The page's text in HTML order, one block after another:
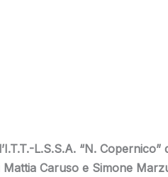
L.S.S.A. “N. Copernico”
Caruso e Simone